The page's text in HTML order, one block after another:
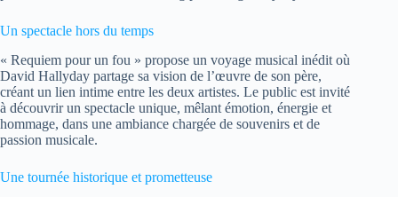
Un spectacle hors du temps
« Requiem pour un fou » propose un voyage musical inédit où
David Hallyday partage sa vision de l’œuvre de son père,
créant un lien intime entre les deux artistes. Le public est invité
à découvrir un spectacle unique, mêlant émotion, énergie et
hommage, dans une ambiance chargée de souvenirs et de
passion musicale.
Une tournée historique et prometteuse